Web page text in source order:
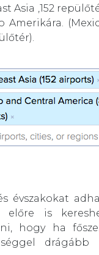
Asia ,152
Amerikára.
évszakokat
is
hogy ha
drágább